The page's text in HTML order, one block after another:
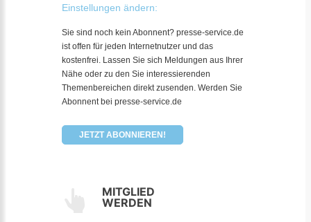
Einstellungen ändern:
Sie sind noch kein Abonnent? presse-service.de
ist offen für jeden Internetnutzer und das
kostenfrei. Lassen Sie sich Meldungen aus Ihrer
Nähe oder zu den Sie interessierenden
Themenbereichen direkt zusenden. Werden Sie
Abonnent bei presse-service.de
JETZT ABONNIEREN!
MITGLIED
WERDEN